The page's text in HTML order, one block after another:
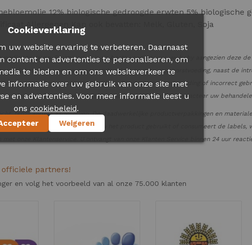
12% biologische gedroogde erwten 5% biologische
Allergenen Kan ook bevatten: Melk, Gluten, Soja
te geven. Borstvoeding is de beste voeding voor uw baby aangezien deze
ook het advies om na zes maanden door te gaan met borstvoeding, naast de
nauwgezet te volgen. Een foutieve voorbereiding of incorrect
naar een alternatieve voeding overschakelt. OPGELET! Contacteer uw
tenzij anders aangegeven. De daadwerkelijke productverpakkingen en
op de website. Lees voordat u het product gebruikt of consumeert de labels,
onze Klantenservice. U ontvangt van onze Klanten Service binnen 24 uur
partners!
en volg het voorbeeld van al onze 75.000 klanten
Cookieverklaring
uw website ervaring te verbeteren. Daarnaast
content en advertenties te personaliseren, om
te bieden en om ons websiteverkeer te
informatie over uw gebruik van onze site met
en advertenties. Voor meer informatie leest u
ons cookiebeleid.
Weigeren